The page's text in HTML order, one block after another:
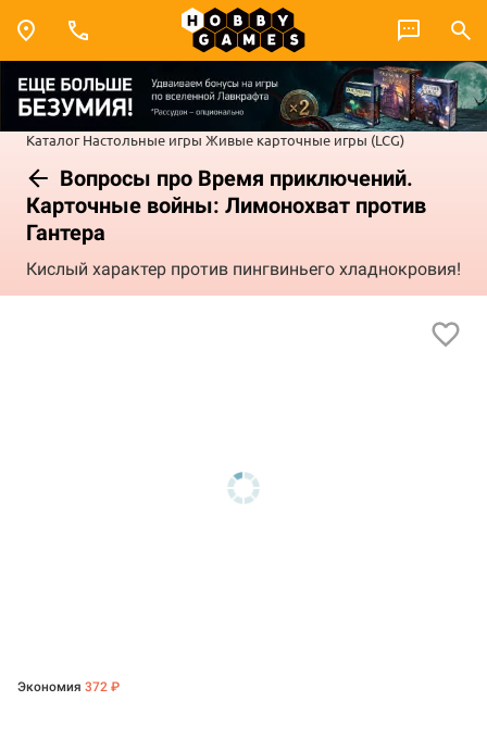
Каталог Настольные игры Живые карточные игры (LCG)
Вопросы про Время приключений.
Карточные войны: Лимонохват против
Гантера
Кислый характер против пингвиньего хладнокровия!
Экономия 372 ₽